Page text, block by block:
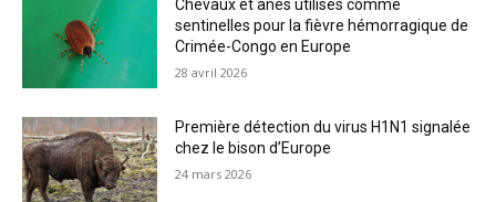
Chevaux et ânes utilisés comme
sentinelles pour la fièvre hémorragique de
Crimée-Congo en Europe
28 avril 2026
Première détection du virus H1N1 signalée
chez le bison d’Europe
24 mars 2026